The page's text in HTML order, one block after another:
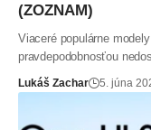
(ZOZNAM)
Viaceré populárne
pravdepodobnosťou
Lukáš Zachar 5. júna